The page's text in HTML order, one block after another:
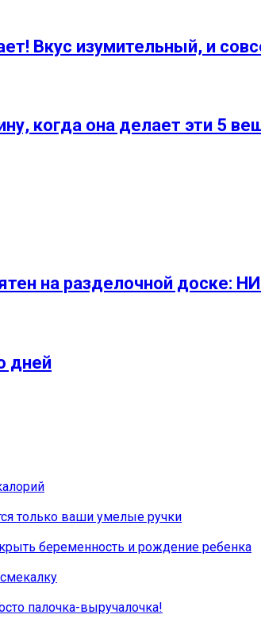
Вкус изумительный, и
когда она делает эти 5
на разделочной доске:
дней
только ваши умелые ручки
беременность и рождение ребенка
палочка-выручалочка!